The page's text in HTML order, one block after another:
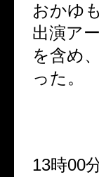
おかゆ
出演ア
を含め
った。
13時00